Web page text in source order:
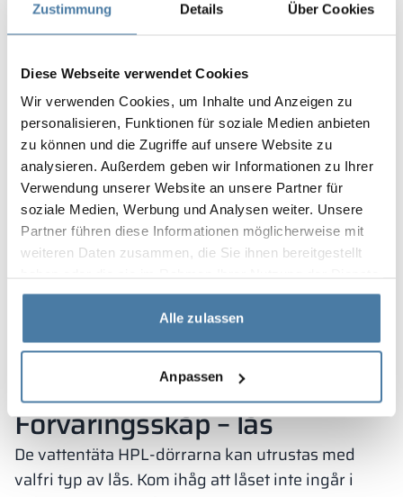
Zustimmung Details Über Cookies
Diese Webseite verwendet Cookies
Wir verwenden Cookies, um Inhalte und Anzeigen zu
personalisieren, Funktionen für soziale Medien anbieten
zu können und die Zugriffe auf unsere Website zu
analysieren. Außerdem geben wir Informationen zu Ihrer
Verwendung unserer Website an unsere Partner für
soziale Medien, Werbung und Analysen weiter. Unsere
Partner führen diese Informationen möglicherweise mit
weiteren Daten zusammen, die Sie ihnen bereitgestellt
gesammelt haben.
Alle zulassen
Anpassen
HPL-skivor, det vill säga högtryckslaminat, som
används för att konstruera dörrar till
förvaringsskåp, är framför allt hårda och solida,
tack vare den lämpliga tekniken som används för
att producera laminatet. Dessutom är de, till
skillnad från spånskivor, helt vattentäta, vilket gör
att de inte förändras på grund av ogynnsamma
förhållanden i rummet.
Förutom den solida konstruktionen, som inger
förtroende och uppmuntrar butikskunder att
använda skåpen, är Alsanit-modellerna lätta och
snabba att hålla rena, vilket är extremt viktigt på
platser som butiker där varje anställd har många
uppgifter. Att upprätthålla hygienen både inuti
och utanpå skåpen är dock ett absolut krav om
butikskunderna ska känna sig bekväma.
Förvaringsskåp – lås
De vattentäta HPL-dörrarna kan utrustas med
valfri typ av lås. Kom ihåg att låset inte ingår i